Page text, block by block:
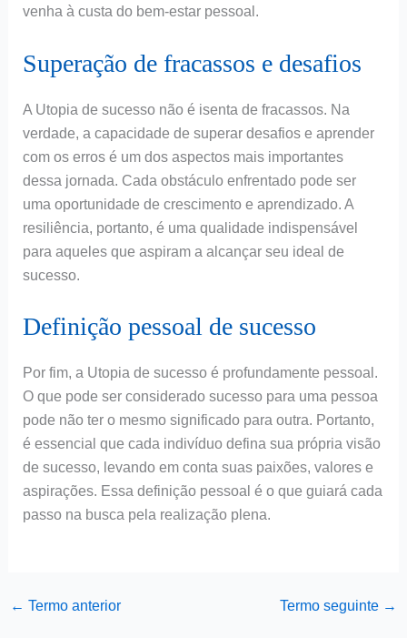
venha à custa do bem-estar pessoal.
Superação de fracassos e desafios
A Utopia de sucesso não é isenta de fracassos. Na
verdade, a capacidade de superar desafios e aprender
com os erros é um dos aspectos mais importantes
dessa jornada. Cada obstáculo enfrentado pode ser
uma oportunidade de crescimento e aprendizado. A
resiliência, portanto, é uma qualidade indispensável
para aqueles que aspiram a alcançar seu ideal de
sucesso.
Definição pessoal de sucesso
Por fim, a Utopia de sucesso é profundamente pessoal.
O que pode ser considerado sucesso para uma pessoa
pode não ter o mesmo significado para outra. Portanto,
é essencial que cada indivíduo defina sua própria visão
de sucesso, levando em conta suas paixões, valores e
aspirações. Essa definição pessoal é o que guiará cada
passo na busca pela realização plena.
← Termo anterior Termo seguinte →